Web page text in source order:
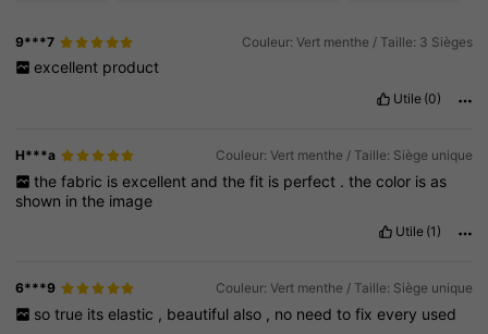
9***7 Couleur: Vert menthe / Taille: 3 Sièges
excellent product
Utile (0)
H***a Couleur: Vert menthe / Taille: Siège unique
the fabric is excellent and the fit is perfect . the color is as
shown inthe image
Utile (1)
6***9 Couleur: Vert menthe / Taille: Siège unique
so true its elastic , beautiful also , no need to fix every used